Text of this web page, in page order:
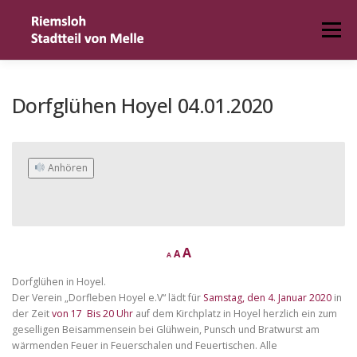
springen
Menü
Dorfglühen Hoyel 04.01.2020
Anhören
Ae
a
s
e
f
o
AR
e
t
f
o
AI
c
r
e
Dorfglühen in Hoyel.
Der Verein „Dorfleben Hoyel e.V“ lädt für Samstag, den 4. Januar 2020 in
der Zeitvon 17 Bis 20 Uhr auf dem Kirchplatz in Hoyel herzlich ein zum
geselligen Beisammensein bei Glühwein, Punsch und Bratwurst am
wärmenden Feuer in Feuerschalen und Feuertischen. Alle